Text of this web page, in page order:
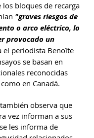
los bloques de recarga
"graves riesgos de
o arco eléctrico, lo
provocado un
el periodista Benoîte
se basan en
reconocidas
en Canadá.
observa que
vez informan a sus
les informa de